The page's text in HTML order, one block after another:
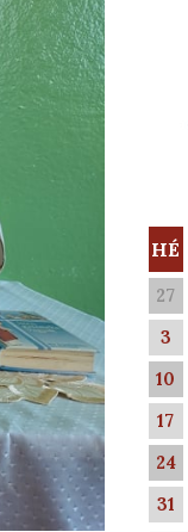
HÉ
27
3
10
17
24
31